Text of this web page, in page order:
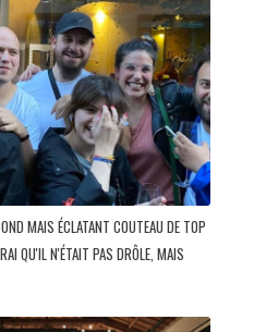
MAIS ÉCLATANT COUTEAU DE TOP
QU'IL N'ÉTAIT PAS DRÔLE, MAIS